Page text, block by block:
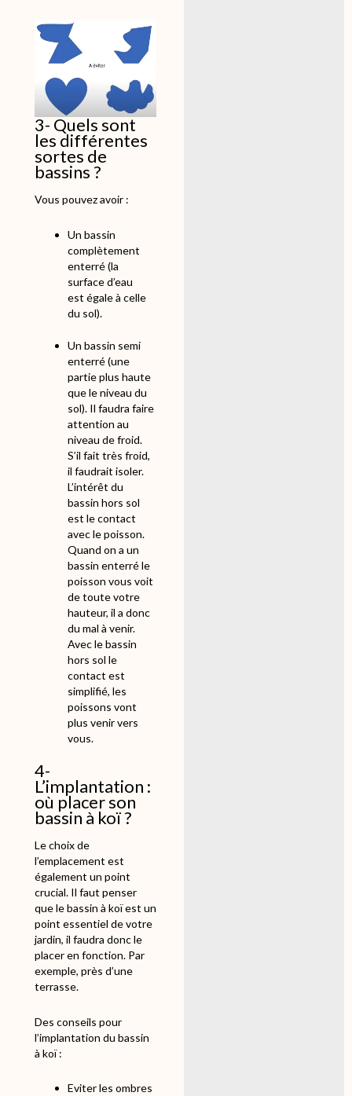
3- Quels sont
les différentes
sortes de
bassins ?
Vous pouvez avoir :
Un bassin
complètement
enterré (la
surface d’eau
est égale à celle
du sol).
Un bassin semi
enterré (une
partie plus haute
que le niveau du
sol). Il faudra faire
attention au
niveau de froid.
S’il fait très froid,
il faudrait isoler.
L’intérêt du
bassin hors sol
est le contact
avec le poisson.
Quand on a un
bassin enterré le
poisson vous voit
de toute votre
hauteur, il a donc
du mal à venir.
Avec le bassin
hors sol le
contact est
simplifié, les
poissons vont
plus venir vers
vous.
4-
L’implantation :
où placer son
bassin à koï ?
Le choix de
l’emplacement est
également un point
crucial. Il faut penser
que le bassin à koï est un
point essentiel de votre
jardin, il faudra donc le
placer en fonction. Par
exemple, près d’une
terrasse.
Des conseils pour
l’implantation du bassin
à koï :
Eviter les ombres